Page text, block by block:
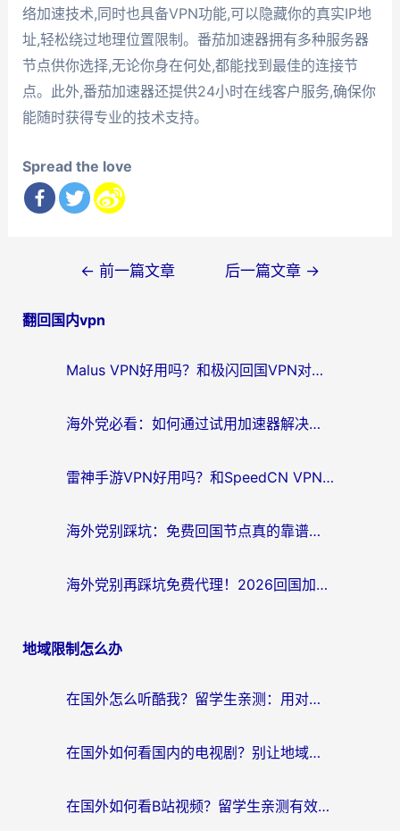
络加速技术,同时也具备VPN功能,可以隐藏你的真实IP地
址,轻松绕过地理位置限制。番茄加速器拥有多种服务器
节点供你选择,无论你身在何处,都能找到最佳的连接节
点。此外,番茄加速器还提供24小时在线客户服务,确保你
能随时获得专业的技术支持。
Spread the love
导
← 前一篇文章 后一篇文章 →
翻回国内vpn
Malus VPN好用吗？和极闪回国VPN对比哪个回国效果更好？海外党亲测3款加速器+避坑指南
海外党必看：如何通过试用加速器解决国内APP地区限制？附2026最新对比测评
雷神手游VPN好用吗？和SpeedCN VPN对比哪个回国效果更好？海外党亲测3款加速器+避坑指南
海外党别踩坑：免费回国节点真的靠谱吗？教你选对加速器无缝访问国内资源
海外党别再踩坑免费代理！2026回国加速器全攻略：从选线到避坑，无缝访问国内资源
地域限制怎么办
在国外怎么听酷我？留学生亲测：用对加速器就能畅听国内音乐听书
在国外如何看国内的电视剧？别让地域限制成为追剧路上的绊脚石
在国外如何看B站视频？留学生亲测有效的回国加速器选择指南